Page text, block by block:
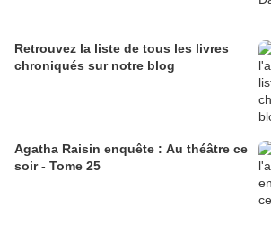
Retrouvez la liste de tous les livres
chroniqués sur notre blog
Agatha Raisin enquête : Au théâtre ce
soir - Tome 25